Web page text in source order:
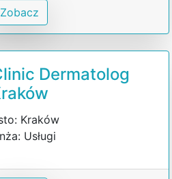
Zobacz
Dermatolog
Kraków
Usługi